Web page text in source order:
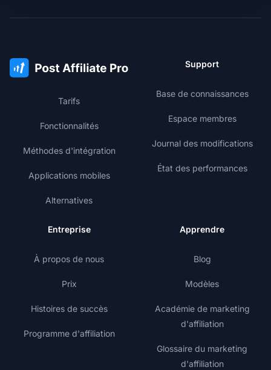
Tarifs
Fonctionnalités
Méthodes d'intégration
Applications mobiles
Alternatives
Support
Base de connaissances
Espace membres
Journal des modifications
État des performances
Entreprise
À propos de nous
Prix
Histoires de succès
Programme d'affiliation
Apprendre
Blog
Modèles
Académie de marketing
d'affiliation
Glossaire du marketing
d'affiliation